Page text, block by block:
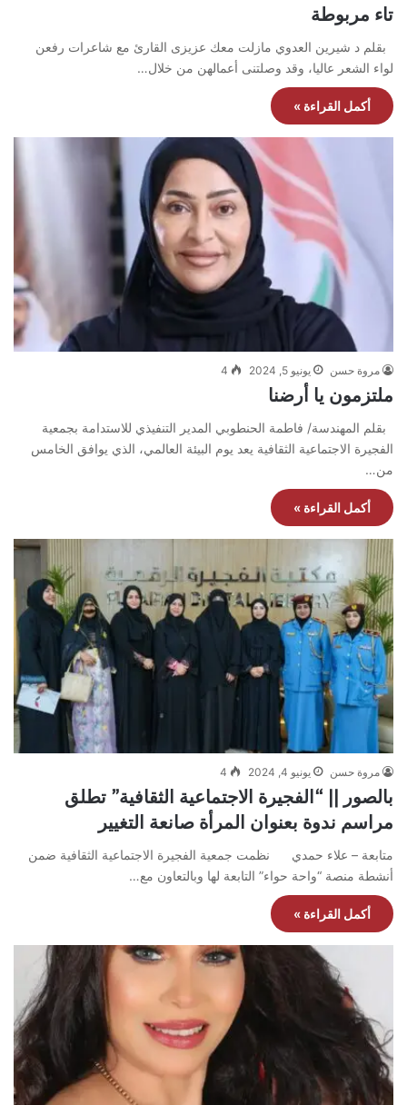
تاء مربوطة
بقلم د شيرين العدوي مازلت معك عزيزى القارئ مع شاعرات رفعن
لواء الشعر عاليا، وقد وصلتنى أعمالهن من خلال…
أكمل القراءة »
مروة حسن يونيو 5, 2024 4
ملتزمون يا أرضنا
بقلم المهندسة/ فاطمة الحنطوبي المدير التنفيذي للاستدامة بجمعية
الفجيرة الاجتماعية الثقافية يعد يوم البيئة العالمي، الذي يوافق الخامس
من…
أكمل القراءة »
مروة حسن يونيو 4, 2024 4
بالصور || “الفجيرة الاجتماعية الثقافية” تطلق
مراسم ندوة بعنوان المرأة صانعة التغيير
متابعة – علاء حمدي نظمت جمعية الفجيرة الاجتماعية الثقافية ضمن
أنشطة منصة “واحة حواء” التابعة لها وبالتعاون مع…
أكمل القراءة »